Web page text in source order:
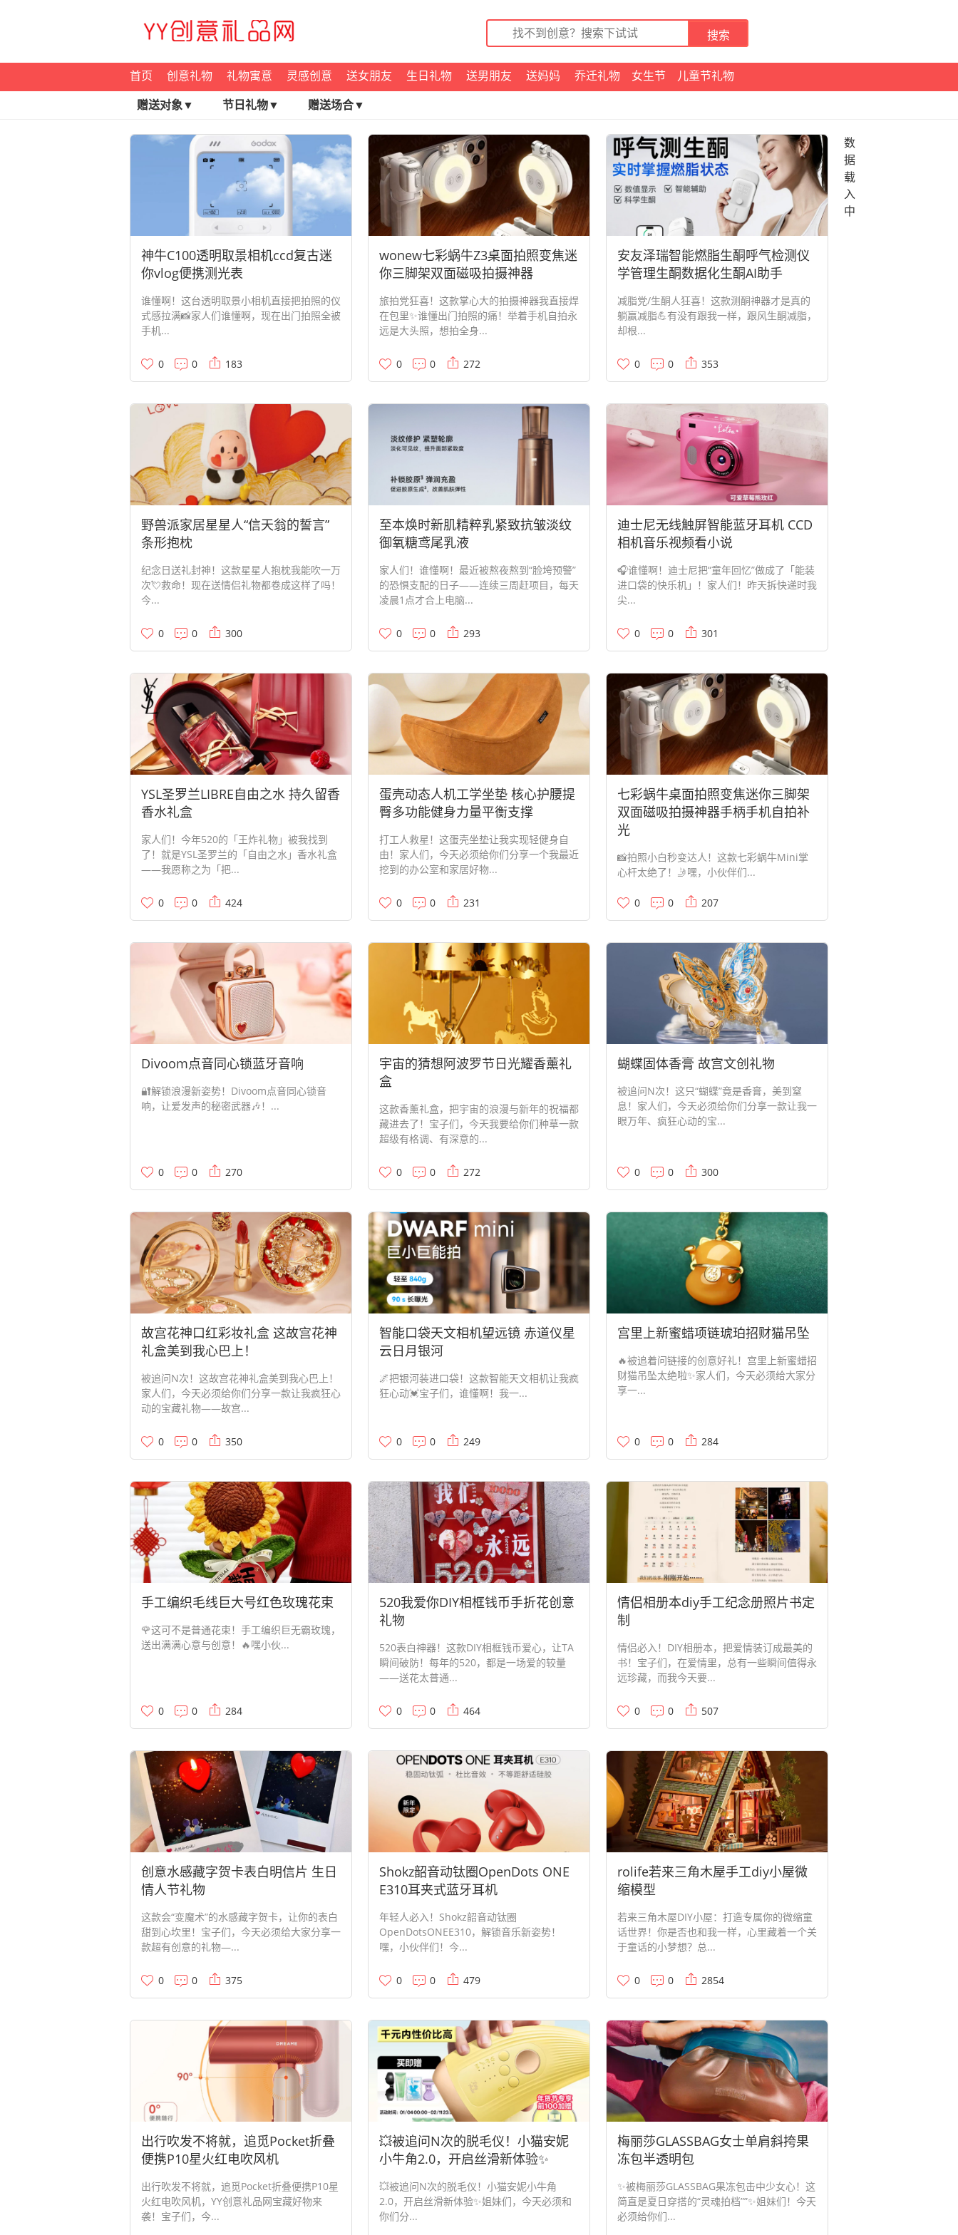
首页 创意礼物 礼物寓意 灵感创意 送女朋友 生日礼物 送男朋友 送妈妈 乔迁礼物 女生节
儿童节礼物
赠送对象▼
节日礼物▼ 赠送场合▼
神牛C100透明取景相机ccd复古迷
你vlog便携测光表
谁懂啊！这台透明取景小相机直接把拍照的仪
式感拉满📸家人们谁懂啊，现在出门拍照全被
手机...
0 0 183
wonew七彩蜗牛Z3桌面拍照变焦迷
你三脚架双面磁吸拍摄神器
旅拍党狂喜！这款掌心大的拍摄神器我直接焊
在包里✨谁懂出门拍照的痛！举着手机自拍永
远是大头照，想拍全身...
0 0 272
安友泽瑞智能燃脂生酮呼气检测仪
学管理生酮数据化生酮AI助手
减脂党/生酮人狂喜！这款测酮神器才是真的
躺赢减脂💪有没有跟我一样，跟风生酮减脂，
却根...
0 0 353
野兽派家居星星人“信天翁的誓言”
条形抱枕
‍纪念日送礼封神！这款星星人抱枕我能吹一万
次💘救命！现在送情侣礼物都卷成这样了吗！
今...
0 0 300
至本焕时新肌精粹乳紧致抗皱淡纹
御氧糖鸢尾乳液
家人们！谁懂啊！最近被熬夜熬到“脸垮预警”
的恐惧支配的日子——连续三周赶项目，每天
凌晨1点才合上电脑...
0 0 293
迪士尼无线触屏智能蓝牙耳机 CCD
相机音乐视频看小说
🎧谁懂啊！迪士尼把“童年回忆”做成了「能装
进口袋的快乐机」！家人们！昨天拆快递时我
尖...
0 0 301
YSL圣罗兰LIBRE自由之水 持久留香
香水礼盒
家人们！今年520的「王炸礼物」被我找到
了！就是YSL圣罗兰的「自由之水」香水礼盒
——我愿称之为「把...
0 0 424
蛋壳动态人机工学坐垫 核心护腰提
臀多功能健身力量平衡支撑
打工人救星！这蛋壳坐垫让我实现轻健身自
由！家人们，今天必须给你们分享一个我最近
挖到的办公室和家居好物...
0 0 231
七彩蜗牛桌面拍照变焦迷你三脚架
双面磁吸拍摄神器手柄手机自拍补
光
📸拍照小白秒变达人！这款七彩蜗牛Mini掌
心杆太绝了！🤳嘿，小伙伴们...
0 0 207
Divoom点音同心锁蓝牙音响
🔐解锁浪漫新姿势！Divoom点音同心锁音
响，让爱发声的秘密武器🎶！...
0 0 270
宇宙的猜想阿波罗节日光耀香薰礼
盒
这款香薰礼盒，把宇宙的浪漫与新年的祝福都
藏进去了！宝子们，今天我要给你们种草一款
超级有格调、有深意的...
0 0 272
蝴蝶固体香膏 故宫文创礼物
被追问N次！这只“蝴蝶”竟是香膏，美到窒
息！家人们，今天必须给你们分享一款让我一
眼万年、疯狂心动的宝...
0 0 300
故宫花神口红彩妆礼盒 这故宫花神
礼盒美到我心巴上！
被追问N次！这故宫花神礼盒美到我心巴上！
家人们，今天必须给你们分享一款让我疯狂心
动的宝藏礼物——故宫...
0 0 350
智能口袋天文相机望远镜 赤道仪星
云日月银河
🌌把银河装进口袋！这款智能天文相机让我疯
狂心动💓宝子们，谁懂啊！我一...
0 0 249
宫里上新蜜蜡项链琥珀招财猫吊坠
🔥被追着问链接的创意好礼！宫里上新蜜蜡招
财猫吊坠太绝啦✨家人们，今天必须给大家分
享一...
0 0 284
手工编织毛线巨大号红色玫瑰花束
🌹这可不是普通花束！手工编织巨无霸玫瑰，
送出满满心意与创意！🔥嘿小伙...
0 0 284
520我爱你DIY相框钱币手折花创意
礼物
520表白神器！这款DIY相框钱币爱心，让TA
瞬间破防！每年的520，都是一场爱的较量
——送花太普通...
0 0 464
情侣相册本diy手工纪念册照片书定
制
情侣必入！DIY相册本，把爱情装订成最美的
书！宝子们，在爱情里，总有一些瞬间值得永
远珍藏，而我今天要...
0 0 507
创意水感藏字贺卡表白明信片 生日
情人节礼物
这款会“变魔术”的水感藏字贺卡，让你的表白
甜到心坎里！宝子们，今天必须给大家分享一
款超有创意的礼物—...
0 0 375
Shokz韶音动钛圈OpenDots ONE
E310耳夹式蓝牙耳机
年轻人必入！Shokz韶音动钛圈
OpenDotsONEE310，解锁音乐新姿势！
嘿，小伙伴们！今...
0 0 479
rolife若来三角木屋手工diy小屋微
缩模型
若来三角木屋DIY小屋：打造专属你的微缩童
话世界！你是否也和我一样，心里藏着一个关
于童话的小梦想？总...
0 0 2854
出行吹发不将就，追觅Pocket折叠
便携P10星火红电吹风机
出行吹发不将就，追觅Pocket折叠便携P10星
火红电吹风机，YY创意礼品网宝藏好物来
袭！宝子们，今...
💥被追问N次的脱毛仪！小猫安妮
小牛角2.0，开启丝滑新体验✨
💥被追问N次的脱毛仪！小猫安妮小牛角
2.0，开启丝滑新体验✨姐妹们，今天必须和
你们分...
梅丽莎GLASSBAG女士单肩斜挎果
冻包半透明包
✨被梅丽莎GLASSBAG果冻包击中少女心！这
简直是夏日穿搭的“灵魂拍档””✨姐妹们！今天
必须给你们...